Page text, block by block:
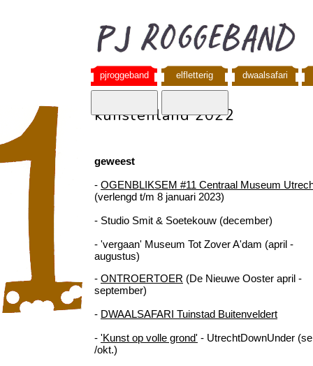
pjroggeband elfletterig dwaalsafari
kunstenland 2022
geweest
- OGENBLIKSEM #11 Centraal Museum
(verlengd t/m 8 januari 2023)
- Studio Smit & Soetekouw (december)
- 'vergaan' Museum Tot Zover A'dam (april -
augustus)
- ONTROERTOER (De Nieuwe Ooster april -
september)
- DWAALSAFARI Tuinstad Buitenveldert
- 'Kunst op volle grond' - UtrechtDownUnder
/okt.)